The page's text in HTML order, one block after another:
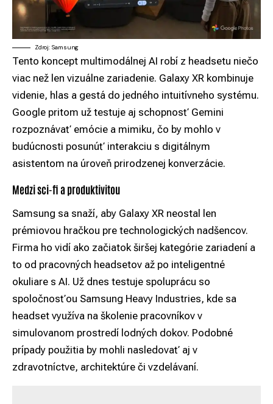
Zdroj: Samsung
Tento koncept multimodálnej AI robí z headsetu niečo
viac než len vizuálne zariadenie. Galaxy XR kombinuje
videnie, hlas a gestá do jedného intuitívneho systému.
Google pritom už testuje aj schopnosť Gemini
rozpoznávať emócie a mimiku, čo by mohlo v
budúcnosti posunúť interakciu s digitálnym
asistentom na úroveň prirodzenej konverzácie.
Medzi sci-fi a produktivitou
Samsung sa snaží, aby Galaxy XR neostal len
prémiovou hračkou pre technologických nadšencov.
Firma ho vidí ako začiatok širšej kategórie zariadení a
to od pracovných headsetov až po inteligentné
okuliare s AI. Už dnes testuje spoluprácu so
spoločnosťou Samsung Heavy Industries, kde sa
headset využíva na školenie pracovníkov v
simulovanom prostredí lodných dokov. Podobné
prípady použitia by mohli nasledovať aj v
zdravotníctve, architektúre či vzdelávaní.